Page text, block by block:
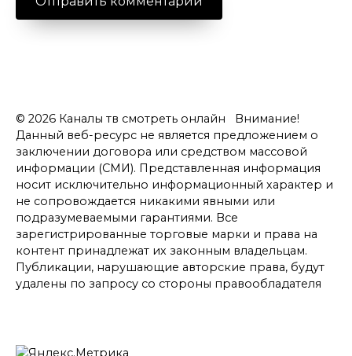
© 2026 Каналы тв смотреть онлайн Внимание!
Данный веб-ресурс не является предложением о
заключении договора или средством массовой
информации (СМИ). Представленная информация
носит исключительно информационный характер и
не сопровождается никакими явными или
подразумеваемыми гарантиями. Все
зарегистрированные торговые марки и права на
контент принадлежат их законным владельцам.
Публикации, нарушающие авторские права, будут
удалены по запросу со стороны правообладателя